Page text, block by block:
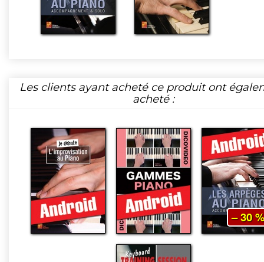
Les clients ayant acheté ce produit ont
acheté :
– 30